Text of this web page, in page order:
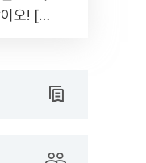
오! [솔